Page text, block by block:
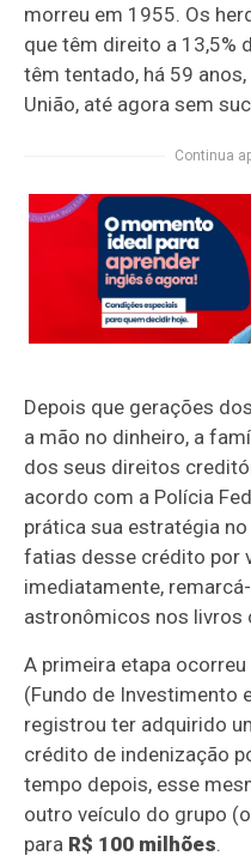
morreu em 1955. Os
que têm direito a 13,5%
têm tentado, há 59
União, até agora sem
Continua
Depois que gerações
a mão no dinheiro, a
dos seus direitos
acordo com a Polícia
prática sua estratégia
fatias desse crédito por
imediatamente,
astronômicos nos livros
A primeira etapa
(Fundo de Investimento
registrou ter adquirido
crédito de indenização
tempo depois, esse
outro veículo do grupo
para R$ 100 milhões.